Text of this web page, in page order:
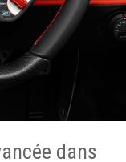
dans